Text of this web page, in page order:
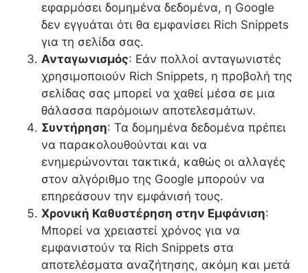
εφαρμόσει δομημένα δεδομένα, η Google
δεν εγγυάται ότι θα εμφανίσει Rich Snippets
για τη σελίδα σας.
Ανταγωνισμός: Εάν πολλοί ανταγωνιστές
χρησιμοποιούν Rich Snippets, η προβολή της
σελίδας σας μπορεί να χαθεί μέσα σε μια
θάλασσα παρόμοιων αποτελεσμάτων.
Συντήρηση: Τα δομημένα δεδομένα πρέπει
να παρακολουθούνται και να
ενημερώνονται τακτικά, καθώς οι αλλαγές
στον αλγόριθμο της Google μπορούν να
επηρεάσουν την εμφάνισή τους.
Χρονική Καθυστέρηση στην Εμφάνιση:
Μπορεί να χρειαστεί χρόνος για να
εμφανιστούν τα Rich Snippets στα
αποτελέσματα αναζήτησης, ακόμη και μετά